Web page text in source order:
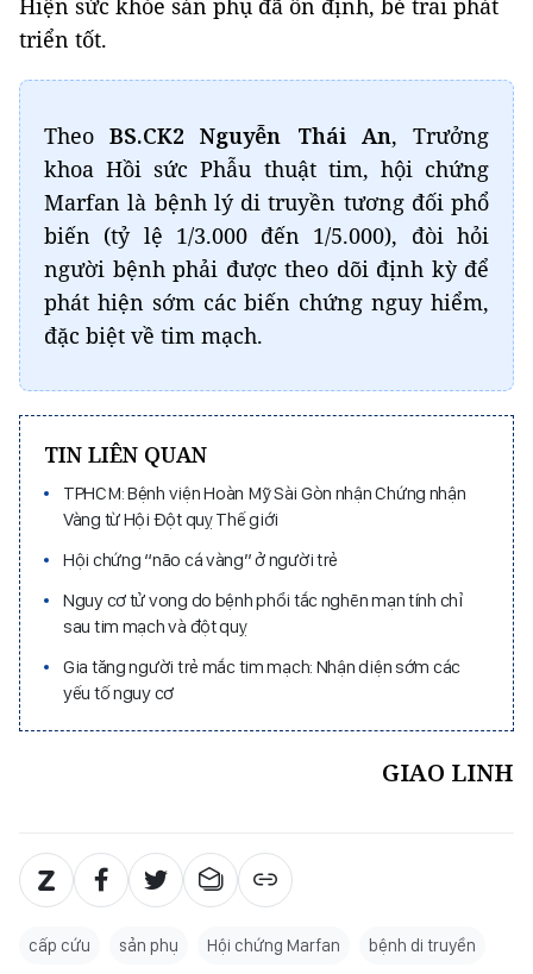
Hiện sức khỏe sản phụ đã ổn định, bé trai phát
triển tốt.
TheoBS.CK2 Nguyễn Thái An, Trưởng
khoa Hồi sức Phẫu thuật tim, hội chứng
Marfan là bệnh lý di truyền tương đối phổ
biến (tỷ lệ 1/3.000 đến 1/5.000), đòi hỏi
người bệnh phải được theo dõi định kỳ để
phát hiện sớm các biến chứng nguy hiểm,
đặc biệt về tim mạch.
TIN LIÊN QUAN
TPHCM: Bệnh viện Hoàn Mỹ Sài Gòn nhận Chứng nhận
Vàng từ Hội Đột quỵ Thế giới
Hội chứng “não cá vàng” ở người trẻ
Nguy cơ tử vong do bệnh phổi tắc nghẽn mạn tính chỉ
sau tim mạch và đột quỵ
Gia tăng người trẻ mắc tim mạch: Nhận diện sớm các
yếu tố nguy cơ
GIAO LINH
cấp cứu sản phụ Hội chứng Marfan bệnh di truyền